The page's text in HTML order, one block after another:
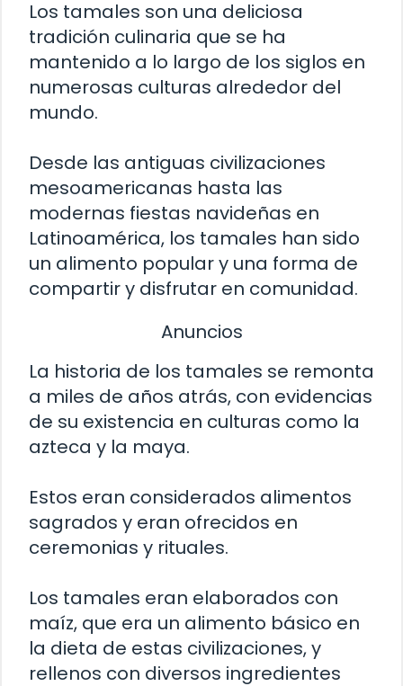
Los tamales son una deliciosa
tradición culinaria que se ha
mantenido a lo largo de los siglos en
numerosas culturas alrededor del
mundo.
Desde las antiguas civilizaciones
mesoamericanas hasta las
modernas fiestas navideñas en
Latinoamérica, los tamales han sido
un alimento popular y una forma de
compartir y disfrutar en comunidad.
Anuncios
La historia de los tamales se remonta
a miles de años atrás, con evidencias
de su existencia en culturas como la
azteca y la maya.
Estos eran considerados alimentos
sagrados y eran ofrecidos en
ceremonias y rituales.
Los tamales eran elaborados con
maíz, que era un alimento básico en
la dieta de estas civilizaciones, y
rellenos con diversos ingredientes